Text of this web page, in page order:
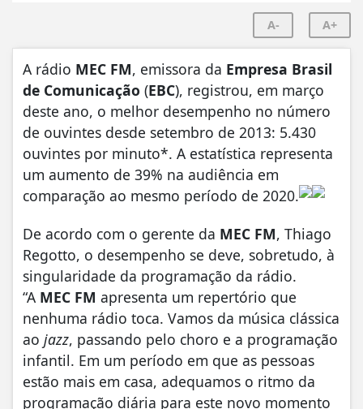
A- A+
A rádio MEC FM, emissora da Empresa Brasil
de Comunicação (EBC), registrou, em março
deste ano, o melhor desempenho no número
de ouvintes desde setembro de 2013: 5.430
ouvintes por minuto*. A estatística representa
um aumento de 39% na audiência em
comparação ao mesmo período de 2020.
De acordo com o gerente da MEC FM, Thiago
Regotto, o desempenho se deve, sobretudo, à
singularidade da programação da rádio.
“A MEC FM apresenta um repertório que
nenhuma rádio toca. Vamos da música clássica
ao jazz, passando pelo choro e a programação
infantil. Em um período em que as pessoas
estão mais em casa, adequamos o ritmo da
programação diária para este novo momento